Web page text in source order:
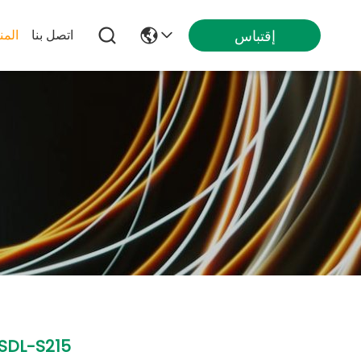
اتصل بنا إقتباس
S215